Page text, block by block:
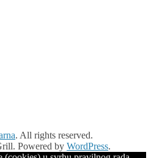
. All rights reserved.
Powered by WordPress.